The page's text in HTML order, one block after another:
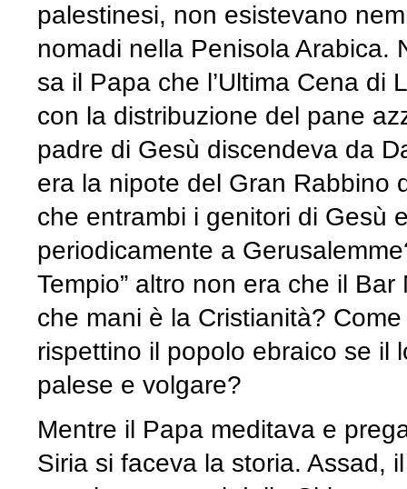
palestinesi, non esistevano
nomadi nella Penisola Arabica.
sa il Papa che l’Ultima Cena di
con la distribuzione del pane
padre di Gesù discendeva da
era la nipote del Gran Rabbino
che entrambi i genitori di Gesù
periodicamente a
Tempio” altro non era che il
che mani è la Cristianità?
rispettino il popolo ebraico se il
palese e volgare?
Mentre il Papa meditava e
Siria si faceva la storia. Assad,